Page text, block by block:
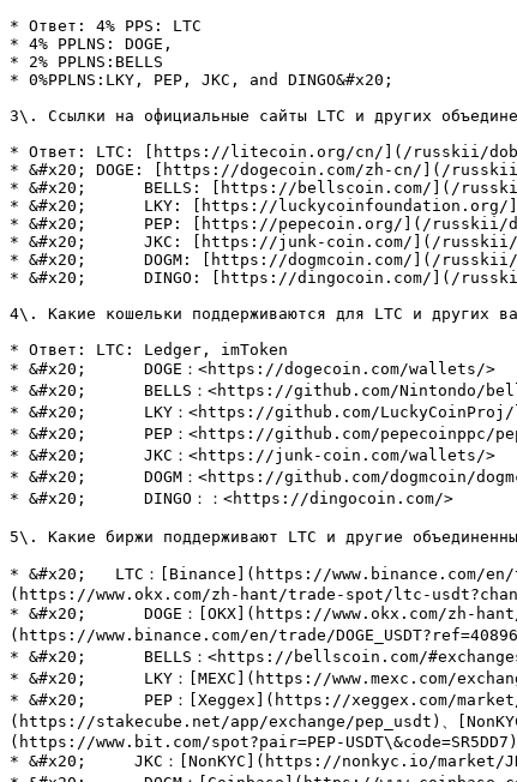
* Ответ: 4% PPS: LTC
* 4% PPLNS: DOGE,
* 2% PPLNS:BELLS
* 0%PPLNS:LKY, PEP, JKC, and DINGO&#x20;
3\. Ссылки на официальные сайты LTC и других
* Ответ: LTC: [https://litecoin.org/cn/](/russkii/
* &#x20; DOGE: [https://dogecoin.com/zh-cn/](/
* &#x20;      BELLS: [https://bellscoin.com/](/
* &#x20;      LKY: [https://luckycoinfoundation.org/
* &#x20;      PEP: [https://pepecoin.org/](/russkii/
* &#x20;      JKC: [https://junk-coin.com/](/russkii/
* &#x20;      DOGM: [https://dogmcoin.com/](/russkii/
* &#x20;      DINGO: [https://dingocoin.com/](/
4\. Какие кошельки поддерживаются для LTC и других
* Ответ: LTC: Ledger, imToken
* &#x20;      DOGE：<https://dogecoin.com/wallets/>
* &#x20;      BELLS：<https://github.com/Nintondo/
* &#x20;      LKY：<https://github.com/
* &#x20;      PEP：<https://github.com/pepecoinppc/
* &#x20;      JKC：<https://junk-coin.com/wallets/>
* &#x20;      DOGM：<https://github.com/dogmcoin/
* &#x20;      DINGO：：<https://dingocoin.com/>
5\. Какие биржи поддерживают LTC и другие
* &#x20;   LTC：[Binance](https://www.binance.com/en/
(https://www.okx.com/zh-hant/trade-spot/ltc-
* &#x20;      DOGE：[OKX](https://www.okx.com/zh-
(https://www.binance.com/en/trade/
* &#x20;      BELLS：<https://bellscoin.com/
* &#x20;      LKY：[MEXC](https://www.mexc.com/
* &#x20;      PEP：[Xeggex](https://xeggex.com/market/
(https://stakecube.net/app/exchange/pep_usdt)、
(https://www.bit.com/spot?pair=PEP-USDT\&code=SR5DD7)
* &#x20;     JKC：[NonKYC](https://nonkyc.io/market/